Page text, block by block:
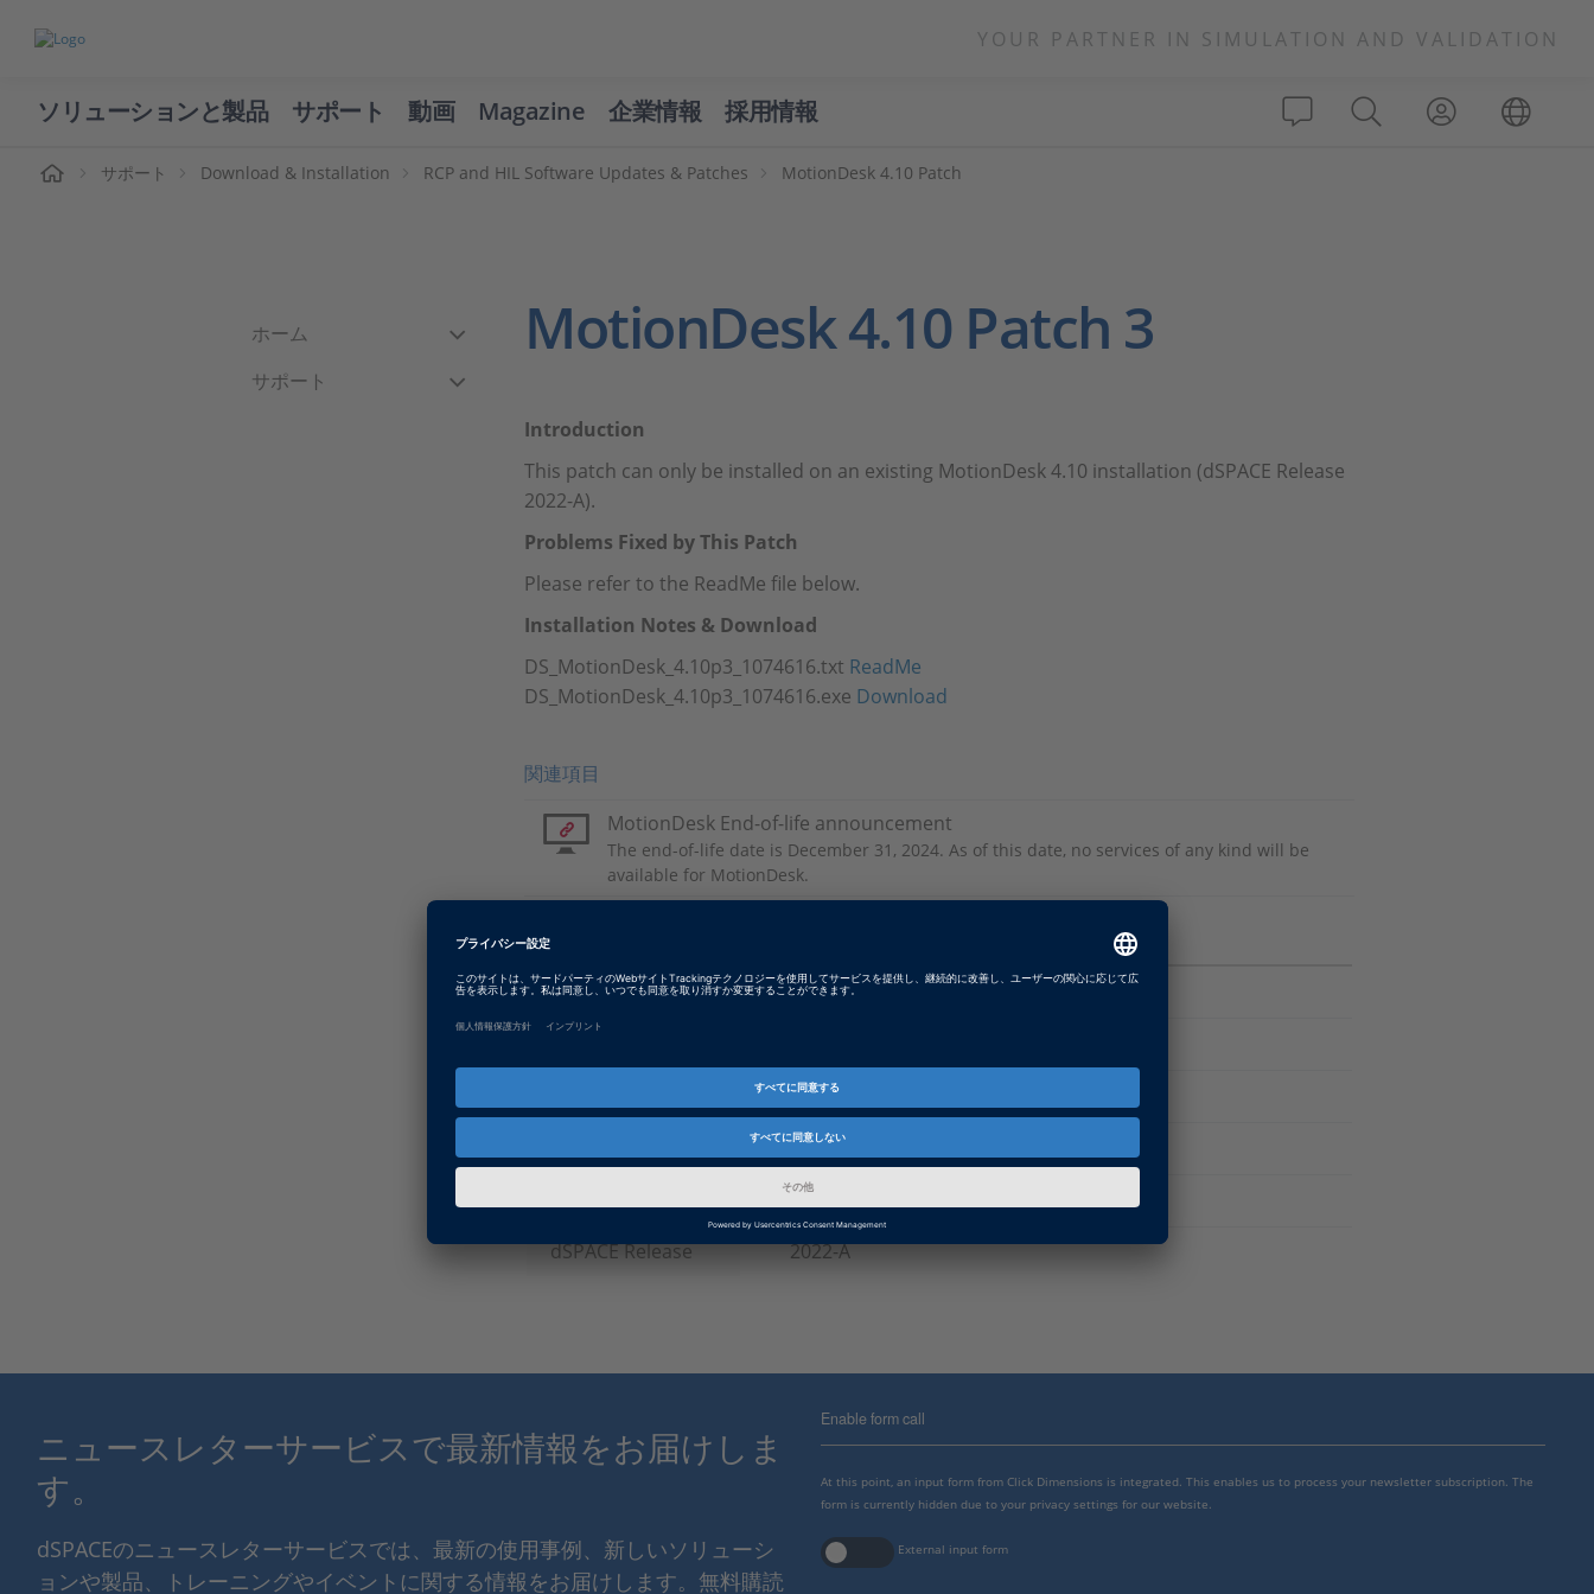
YOUR PARTNER IN SIMULATION AND VALIDATION
ソリューションと製品 サポート 動画 Magazine 企業情報 採用情報
サポート Download & Installation RCP and HIL Software Updates & Patches MotionDesk 4.10 Patch
ホーム
サポート
MotionDesk 4.10 Patch 3
Introduction
This patch can only be installed on an existing MotionDesk 4.10 installation (dSPACE Release
2022-A).
Problems Fixed by This Patch
Please refer to the ReadMe file below.
Installation Notes & Download
DS_MotionDesk_4.10p3_1074616.txt ReadMe
DS_MotionDesk_4.10p3_1074616.exe Download
関連項目
MotionDesk End-of-life announcement
The end-of-life date is December 31, 2024. As of this date, no services of any kind will be
available for MotionDesk.
Tags
Date
2024-03-21
RCP and HIL Software
パッチ
トラブルシューティング
dSPACE Release
2022-A
ニュースレターサービスで最新情報をお届けしま
す。
dSPACEのニュースレターサービスでは、最新の使用事例、新しいソリューシ
ョンや製品、トレーニングやイベントに関する情報をお届けします。無料購読
Enable form call
At this point, an input form from Click Dimensions is integrated. This enables us to process your newsletter subscription. The
form is currently hidden due to your privacy settings for our website.
External input form